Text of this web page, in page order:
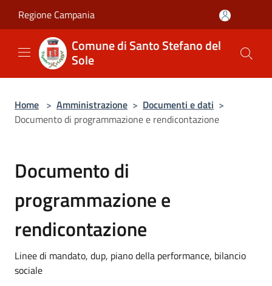
Regione Campania
Comune di Santo Stefano del
Sole
Home > Amministrazione > Documenti e dati >
Documento di programmazione e rendicontazione
Documento di
programmazione e
rendicontazione
Linee di mandato, dup, piano della performance, bilancio
sociale